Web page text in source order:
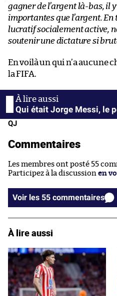
gagner de l’argent là-bas, il
importantes que l’argent.
lucratif socialement active,
soutenir une dictature si
En voilà un qui n’a aucune
la FIFA.
Qui était Jorge Messi, le
QJ
Commentaires
Les membres ont posté 55
Participez à la discussion en
Voir les 55 commentaires
À lire aussi